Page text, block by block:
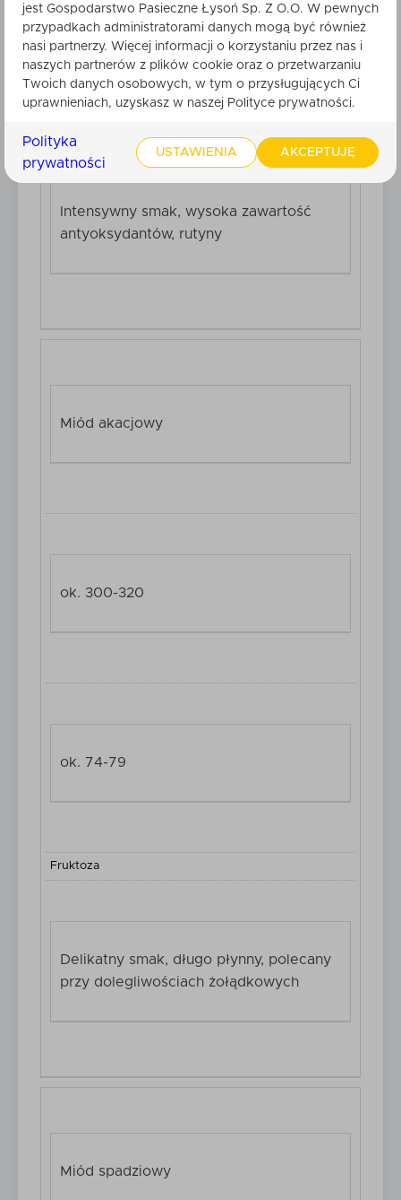
Fruktoza, glukoza
Intensywny smak, wysoka zawartość
antyoksydantów, rutyny
Miód akacjowy
ok. 300-320
ok. 74-79
Fruktoza
Delikatny smak, długo płynny, polecany
przy dolegliwościach żołądkowych
Miód spadziowy
jest Gospodarstwo Pasieczne Łysoń Sp. Z O.O. W pewnych
przypadkach administratorami danych mogą być również
nasi partnerzy. Więcej informacji o korzystaniu przez nas i
naszych partnerów z plików cookie oraz o przetwarzaniu
Twoich danych osobowych, w tym o przysługujących Ci
uprawnieniach, uzyskasz w naszej Polityce prywatności.
Polityka
prywatności
USTAWIENIA AKCEPTUJĘ